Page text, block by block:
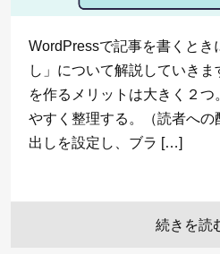
WordPressで記事を書くとき
し」について解説していき
を作るメリットは大きく２つ
やすく整理する。（読者へ
出しを設定し、ブラ […]
続きを読